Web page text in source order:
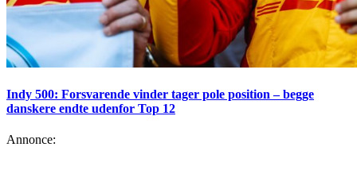
Indy 500: Forsvarende vinder tager pole position – begge
danskere endte udenfor Top 12
Annonce: